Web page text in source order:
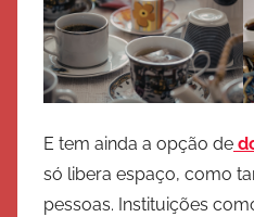
E tem ainda a opção de
só libera espaço, como
pessoas. Instituições